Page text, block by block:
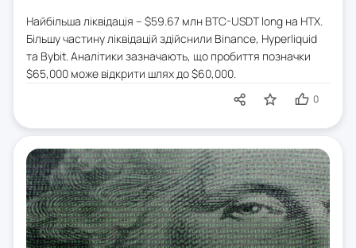
Найбільша ліквідація – $59.67 млн BTC-USDT long на HTX.
Більшу частину ліквідацій здійснили Binance, Hyperliquid
та Bybit. Аналітики зазначають, що пробиття позначки
$65,000 може відкрити шлях до $60,000.
0